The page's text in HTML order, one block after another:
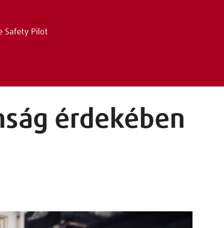
Safety Pilot
érdekében